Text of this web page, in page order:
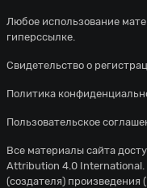
Любое использование
гиперссылке.
Свидетельство о
Политика
Пользовательское
Все материалы сайта
Attribution 4.0 International
(создателя) произведения